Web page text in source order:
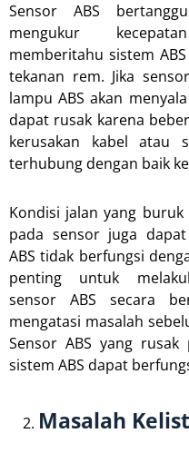
Sensor ABS
mengukur
memberitahu sistem
tekanan rem. Jika
lampu ABS akan
dapat rusak karena
kerusakan kabel atau
terhubung dengan baik
Kondisi jalan yang
pada sensor juga
ABS tidak berfungsi
penting untuk
sensor ABS secara
mengatasi masalah
Sensor ABS yang
sistem ABS dapat
Masalah